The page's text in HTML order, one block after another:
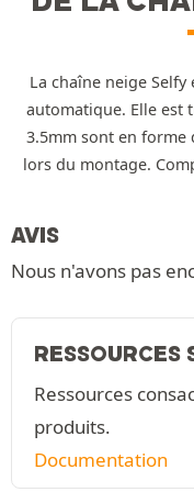
La chaîne neige Selfy
automatique. Elle est
3.5mm sont en forme
lors du montage.
AVIS
Nous n'avons pas
Ressources
produits.
Documentation